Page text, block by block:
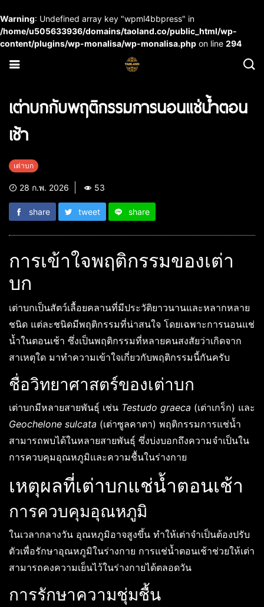
Warning: Undefined array key "wpml4bbpress" in
/home/u505633936/domains/taoland.co/public_html/wp-
content/plugins/wp-monalisa/wp-monalisa.php on line 294
เต่าบกกับพฤติกรรมการนอนแช่น้ำตอน
เช้า
เต่าบก
28 ก.พ. 2026 53
share tweet share
การเข้าใจพฤติกรรมของเต่า
บก
เต่าบกเป็นสัตว์เลื้อยคลานที่มีประวัติยาวนานและหลากหลาย
ชนิด แต่ละชนิดมีพฤติกรรมที่น่าสนใจ โดยเฉพาะการนอนแช่
น้ำในตอนเช้า ซึ่งเป็นพฤติกรรมที่หลายคนสงสัยว่าเกิดจาก
สาเหตุใด มาทำความเข้าใจเกี่ยวกับพฤติกรรมนี้กันครับ
ชื่อวิทยาศาสตร์ของเต่าบก
เต่าบกมีหลายสายพันธุ์ เช่น Testudo graeca (เต่าเกร็ก) และ
Geochelone sulcata (เต่าซูลคาตา) พฤติกรรมการแช่น้ำ
สามารถพบได้ในหลายสายพันธุ์ ซึ่งบ่งบอกถึงความจำเป็นใน
การควบคุมอุณหภูมิและความชื้นในร่างกาย
เหตุผลที่เต่าบกแช่น้ำตอนเช้า
การควบคุมอุณหภูมิ
ในเวลากลางวัน อุณหภูมิอาจสูงขึ้น ทำให้เต่าจำเป็นต้องปรับ
ตัวเพื่อรักษาอุณหภูมิในร่างกาย การแช่น้ำตอนเช้าช่วยให้เต่า
สามารถคงความเย็นไว้ในร่างกายได้ตลอดวัน
การรักษาความชุ่มชื้น